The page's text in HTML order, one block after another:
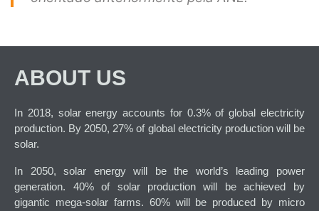
ABOUT US
In 2018, solar energy accounts for 0.3% of global electricity
production. By 2050, 27% of global electricity production will be
solar.
In 2050, solar energy will be the world’s leading power
generation. 40% of solar production will be achieved by
gigantic mega-solar farms. 60% will be produced by micro